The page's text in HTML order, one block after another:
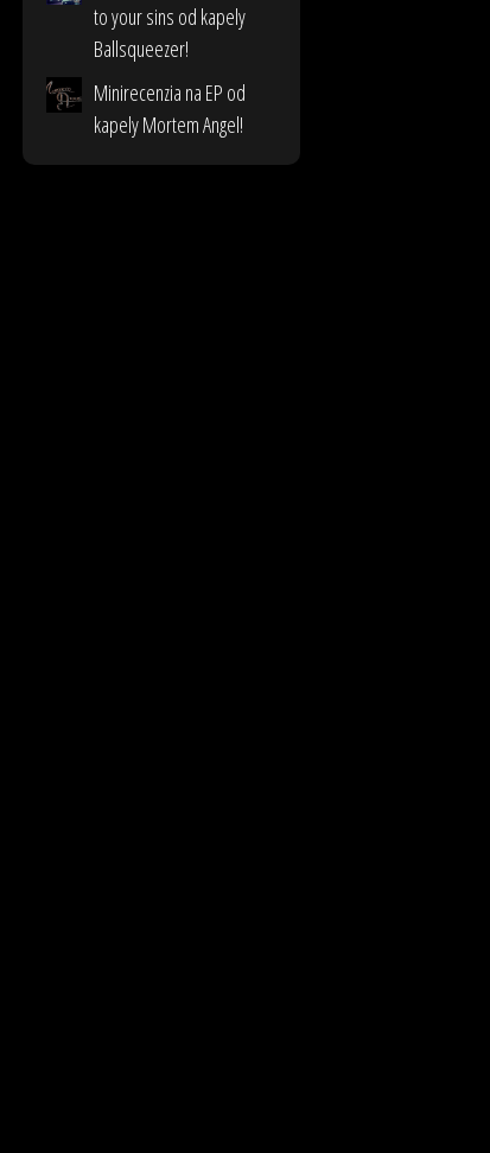
to your sins od kapely
Ballsqueezer!
Minirecenzia na EP od
kapely Mortem Angel!